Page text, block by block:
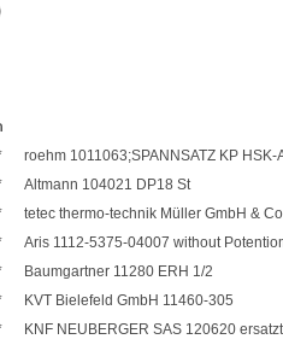
roehm 1011063;SPANNSATZ KP
* Altmann 104021 DP18 St
tetec thermo-technik Müller GmbH &
Aris 1112-5375-04007 without
* Baumgartner 11280 ERH 1/2
* KVT Bielefeld GmbH 11460-305
KNF NEUBERGER SAS 120620